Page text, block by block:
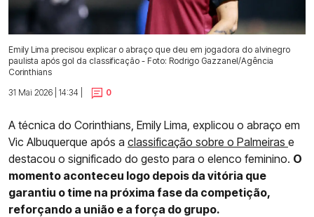
Emily Lima precisou explicar o abraço que deu em jogadora do alvinegro
paulista após gol da classificação - Foto: Rodrigo Gazzanel/Agência
Corinthians
31 Mai 2026 | 14:34 |
0
A técnica do Corinthians, Emily Lima, explicou o abraço em
Vic Albuquerque após a classificação sobre o Palmeiras e
destacou o significado do gesto para o elenco feminino. O
momento aconteceu logo depois da vitória que
garantiu o time na próxima fase da competição,
reforçando a união e a força do grupo.